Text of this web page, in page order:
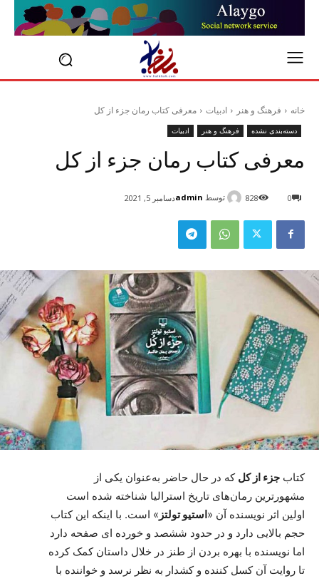
خانه فرهنگ و هنر ادبیات معرفی کتاب رمان جزء از کل
دسته‌بندی نشده فرهنگ و هنر ادبیات
معرفی کتاب رمان جزء از کل
توسط adminدسامبر 5, 2021 0
828
کتاب جزء از کل که در حال حاضر به‌عنوان یکی از
مشهورترین رمان‌های تاریخ استرالیا شناخته شده است
اولین اثر نویسنده آن «استیو تولتز » است. با اینکه این کتاب
حجم بالایی دارد و در حدود ششصد و خورده ای صفحه دارد
اما نویسنده با بهره بردن از طنز در خلال داستان کمک کرده
تا روایت آن کسل کننده و کشدار به نظر نرسد و خواننده با